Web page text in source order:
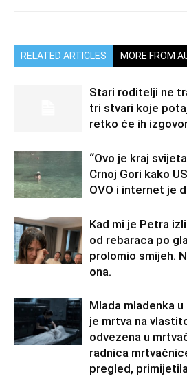
RELATED ARTICLES MORE FROM
Stari roditelji ne
tri stvari koje
retko će ih
“Ovo je kraj
Crnoj Gori kako
OVO i internet je
Kad mi je Petra
od rebaraca po
prolomio smijeh.
ona.
Mlada mladenka
je mrtva na
odvezena u
radnica
pregled,